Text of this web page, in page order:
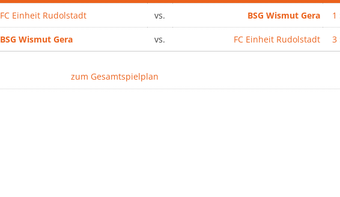
FC Einheit Rudolstadt vs. BSG Wismut Gera 1
BSG Wismut Gera vs. FC Einheit Rudolstadt 3
zum Gesamtspielplan